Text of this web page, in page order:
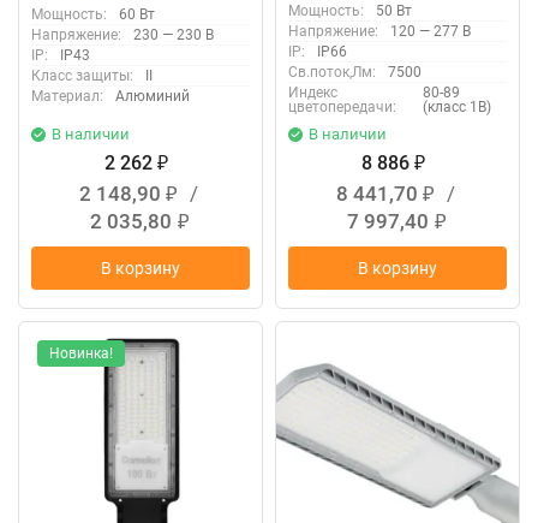
Мощность:
60 Вт
Напряжение:
230 — 230 В
IP:
IP43
Класс защиты:
Материал:
Алюминий
В наличии
2 262 ₽
2 148,90 ₽
/
2 035,80 ₽
В корзину
17121023274
Мощность:
50 Вт
Напряжение:
120 — 277 В
IP:
IP66
Св.поток,Лм:
7500
Индекс
цветопередачи:
80-89
(класс 1В)
В наличии
8 886 ₽
8 441,70 ₽
/
7 997,40 ₽
В корзину
Новинка!